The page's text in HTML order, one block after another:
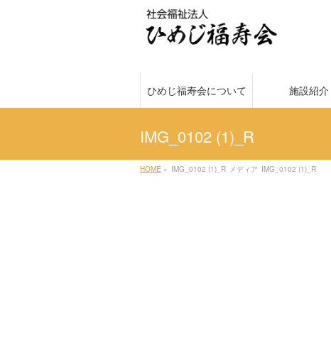
ひめじ福寿会について 施設紹介
IMG_0102 (1)_R
HOME » IMG_0102 (1)_R メディア IMG_0102 (1)_R